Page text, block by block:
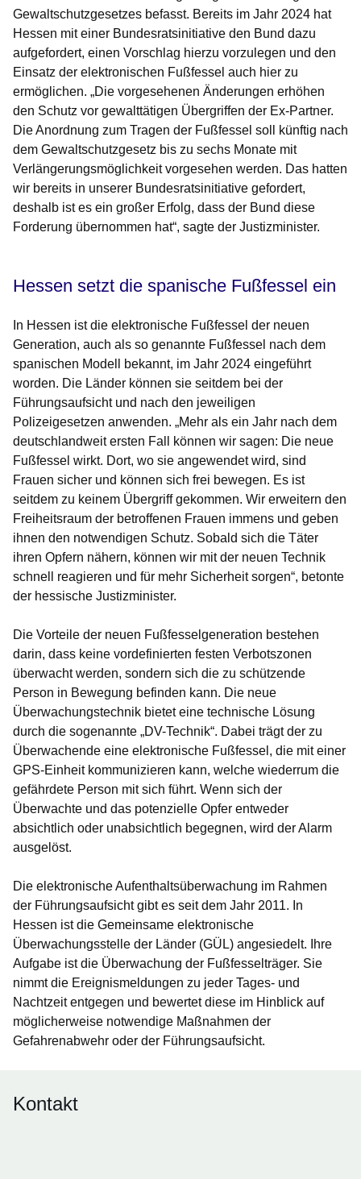
Gewaltschutzgesetzes befasst. Bereits im Jahr 2024 hat
Hessen mit einer Bundesratsinitiative den Bund dazu
aufgefordert, einen Vorschlag hierzu vorzulegen und den
Einsatz der elektronischen Fußfessel auch hier zu
ermöglichen. „Die vorgesehenen Änderungen erhöhen
den Schutz vor gewalttätigen Übergriffen der Ex-Partner.
Die Anordnung zum Tragen der Fußfessel soll künftig nach
dem Gewaltschutzgesetz bis zu sechs Monate mit
Verlängerungsmöglichkeit vorgesehen werden. Das hatten
wir bereits in unserer Bundesratsinitiative gefordert,
deshalb ist es ein großer Erfolg, dass der Bund diese
Forderung übernommen hat“, sagte der Justizminister.
Hessen setzt die spanische Fußfessel ein
In Hessen ist die elektronische Fußfessel der neuen
Generation, auch als so genannte Fußfessel nach dem
spanischen Modell bekannt, im Jahr 2024 eingeführt
worden. Die Länder können sie seitdem bei der
Führungsaufsicht und nach den jeweiligen
Polizeigesetzen anwenden. „Mehr als ein Jahr nach dem
deutschlandweit ersten Fall können wir sagen: Die neue
Fußfessel wirkt. Dort, wo sie angewendet wird, sind
Frauen sicher und können sich frei bewegen. Es ist
seitdem zu keinem Übergriff gekommen. Wir erweitern den
Freiheitsraum der betroffenen Frauen immens und geben
ihnen den notwendigen Schutz. Sobald sich die Täter
ihren Opfern nähern, können wir mit der neuen Technik
schnell reagieren und für mehr Sicherheit sorgen“, betonte
der hessische Justizminister.
Die Vorteile der neuen Fußfesselgeneration bestehen
darin, dass keine vordefinierten festen Verbotszonen
überwacht werden, sondern sich die zu schützende
Person in Bewegung befinden kann. Die neue
Überwachungstechnik bietet eine technische Lösung
durch die sogenannte „DV-Technik“. Dabei trägt der zu
Überwachende eine elektronische Fußfessel, die mit einer
GPS-Einheit kommunizieren kann, welche wiederrum die
gefährdete Person mit sich führt. Wenn sich der
Überwachte und das potenzielle Opfer entweder
absichtlich oder unabsichtlich begegnen, wird der Alarm
ausgelöst.
Die elektronische Aufenthaltsüberwachung im Rahmen
der Führungsaufsicht gibt es seit dem Jahr 2011. In
Hessen ist die Gemeinsame elektronische
Überwachungsstelle der Länder (GÜL) angesiedelt. Ihre
Aufgabe ist die Überwachung der Fußfesselträger. Sie
nimmt die Ereignismeldungen zu jeder Tages- und
Nachtzeit entgegen und bewertet diese im Hinblick auf
möglicherweise notwendige Maßnahmen der
Gefahrenabwehr oder der Führungsaufsicht.
Kontakt